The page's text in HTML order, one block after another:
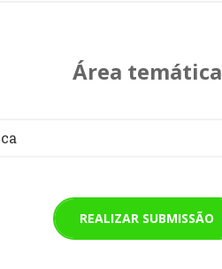
Área temática
REALIZAR SUBMISSÃO